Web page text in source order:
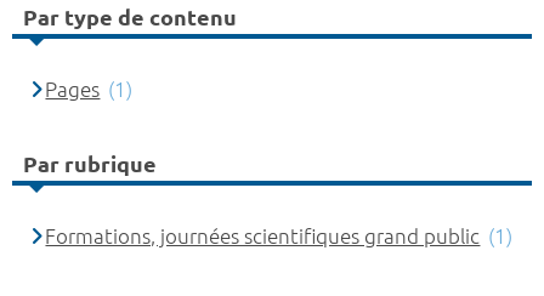
Par type de contenu
Pages (1)
Par rubrique
Formations, journées scientifiques grand public (1)